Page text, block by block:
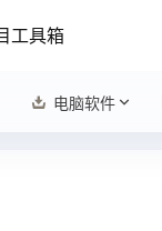
工具箱
电脑软件